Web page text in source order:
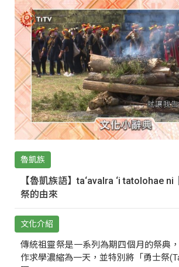
魯凱族
【魯凱族語】ta‘avalra ‘i tatolohae ni
祭的由來
文化介紹
傳統祖靈祭是一系列為期四個月的祭典
作求學濃縮為一天，並特別將「勇士祭